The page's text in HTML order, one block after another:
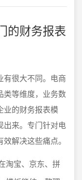
的财务报表
有很大不同。电商
类等维度，业务数
业的财务报表模
出来。专门针对电
解决这些痛点。
淘宝、京东、拼